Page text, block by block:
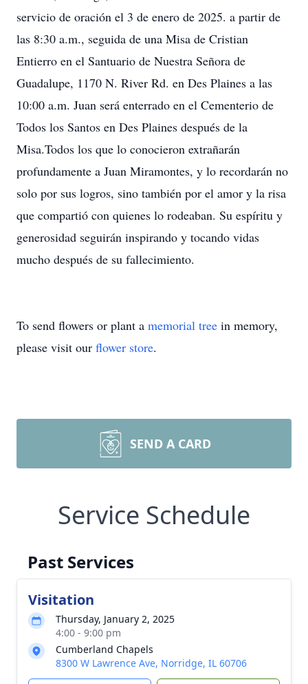
servicio de oración el 3 de enero de 2025. a partir de
las 8:30 a.m., seguida de una Misa de Cristian
Entierro en el Santuario de Nuestra Señora de
Guadalupe, 1170 N. River Rd. en Des Plaines a las
10:00 a.m. Juan será enterrado en el Cementerio de
Todos los Santos en Des Plaines después de la
Misa.Todos los que lo conocieron extrañarán
profundamente a Juan Miramontes, y lo recordarán no
solo por sus logros, sino también por el amor y la risa
que compartió con quienes lo rodeaban. Su espíritu y
generosidad seguirán inspirando y tocando vidas
mucho después de su fallecimiento.
To send flowers or plant a memorial tree in memory,
please visit our flower store.
SEND A CARD
Service Schedule
Past Services
Visitation
Thursday, January 2, 2025
4:00 - 9:00 pm
Cumberland Chapels
8300 W Lawrence Ave, Norridge, IL 60706